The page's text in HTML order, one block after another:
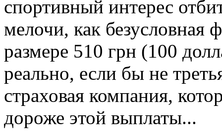
спортивный интерес
мелочи, как
размере 510 грн (100
реально, если бы не
страховая компания,
дороже этой выплаты...